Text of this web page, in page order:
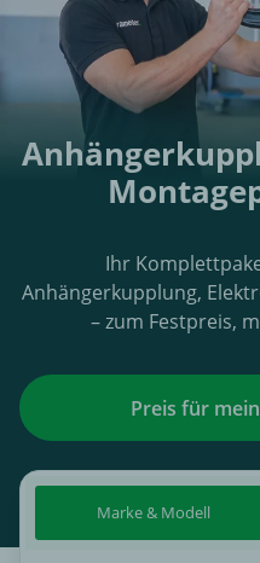
Ihr
Anhängerkupplung,
– zum Festpreis,
Preis für
Marke & Modell